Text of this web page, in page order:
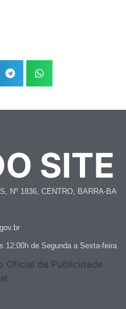
SITE
Nº 1836, CENTRO, BARRA-BA
12:00h de Segunda a Sexta-feira